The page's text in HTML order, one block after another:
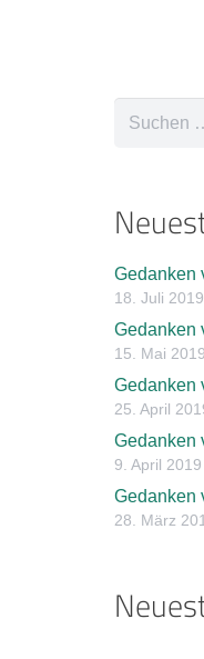
Suchen
Gedanken
18. Juli 2019
Gedanken
15. Mai 2019
Gedanken
25. April
Gedanken
9. April 2019
Gedanken
28. März